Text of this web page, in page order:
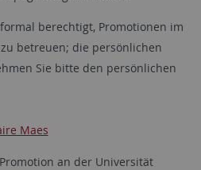
berechtigt, Promotionen im
betreuen; die persönlichen
Sie bitte den persönlichen
Maes
an der Universität